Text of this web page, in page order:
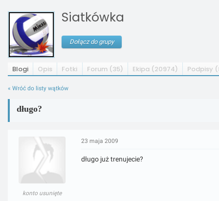
Siatkówka
Dołącz do grupy
Blogi Opis Fotki Forum (35) Ekipa (20974) Podpisy
« Wróć do listy wątków
długo?
konto usunięte
23 maja 2009
długo już trenujecie?